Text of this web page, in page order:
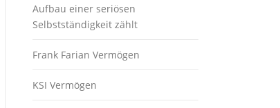
Aufbau einer seriösen
Selbstständigkeit zählt
Frank Farian Vermögen
KSI Vermögen